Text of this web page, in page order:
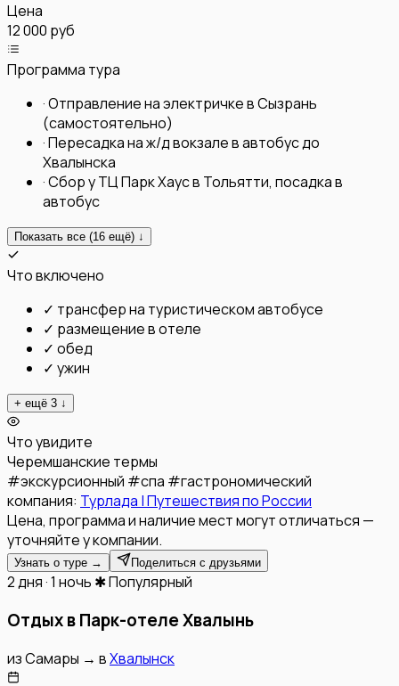
Цена
12 000 руб
Программа тура
·Отправление на электричке в Сызрань
(самостоятельно)
·Пересадка на ж/д вокзале в автобус до
Хвалынска
·Сбор у ТЦ Парк Хаус в Тольятти, посадка в
автобус
Показать все (16 ещё) ↓
Что включено
✓ трансфер на туристическом автобусе
✓ размещение в отеле
✓ обед
✓ ужин
+ ещё 3 ↓
Что увидите
Черемшанские термы
#экскурсионный #спа #гастрономический
компания: Турлада | Путешествия по России
Цена, программа и наличие мест могут отличаться —
уточняйте у компании.
Узнать о туре → Поделиться с друзьями
2 дня · 1 ночь ✱ Популярный
Отдых в Парк-отеле Хвалынь
изСамары → вХвалынск